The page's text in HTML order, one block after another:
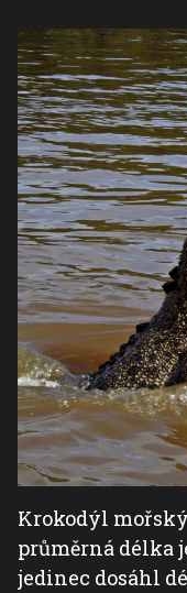
Krokodýl mořský
průměrná délka
jedinec dosáhl